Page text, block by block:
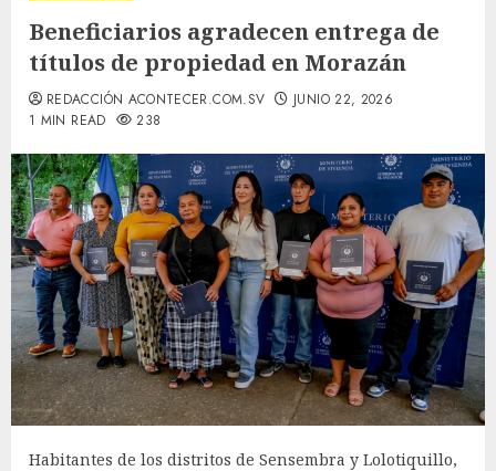
Beneficiarios agradecen entrega de
títulos de propiedad en Morazán
REDACCIÓN ACONTECER.COM.SV
JUNIO 22, 2026
1 MIN READ
238
Habitantes de los distritos de Sensembra y Lolotiquillo,